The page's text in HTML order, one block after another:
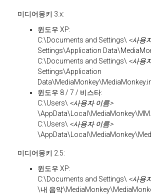
미디어몽키 3.x:
윈도우 XP:
C:\Documents and Settings\ <사용
Settings\Application
C:\Documents and Settings\ <사용
Settings\Application
윈도우 8 / 7 / 비스타:
C:\Users\ <사용자 이름>
C:\Users\ <사용자 이름>
미디어몽키 2.5:
윈도우 XP:
C:\Documents and Settings\ <사용
\내 음악